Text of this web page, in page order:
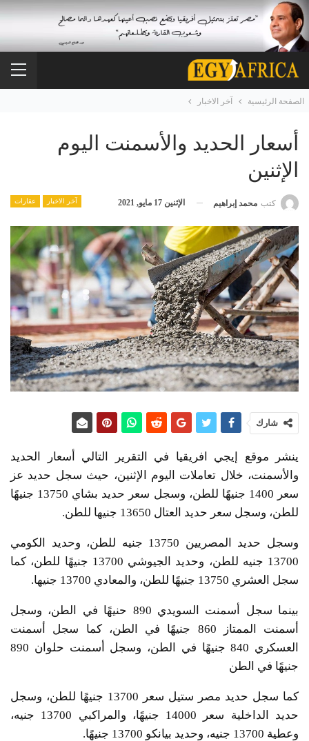
الصفحة الرئيسية آخر الاخبار
أسعار الحديد والأسمنت اليوم
الإثنين
آخر الاخبار عقارات كتب محمد إبراهيم الإثنين 17 مايو, 2021
شارك
ينشر موقع إيجي افريقيا في التقرير التالي أسعار الحديد
والأسمنت، خلال تعاملات اليوم الإثنين، حيث سجل حديد عز
سعر 1400 جنيهًا للطن، وسجل سعر حديد بشاي 13750 جنيهًا
للطن، وسجل سعر حديد العتال 13650 جنيها للطن.
وسجل حديد المصريين 13750 جنيه للطن، وحديد الكومي
13700 جنيه للطن، وحديد الجيوشي 13700 جنيهًا للطن، كما
سجل العشري 13750 جنيهًا للطن، والمعادي 13700 جنيها.
بينما سجل أسمنت السويدي 890 حنيهًا في الطن، وسجل
أسمنت الممتاز 860 جنيهًا في الطن، كما سجل أسمنت
العسكري 840 جنيهًا في الطن، وسجل أسمنت حلوان 890
جنيهًا في الطن
كما سجل حديد مصر ستيل سعر 13700 جنيهًا للطن، وسجل
حديد الداخلية سعر 14000 جنيهًا، والمراكبي 13700 جنيه،
وعطية 13700 جنيه، وحديد بيانكو 13700 جنيهًا.